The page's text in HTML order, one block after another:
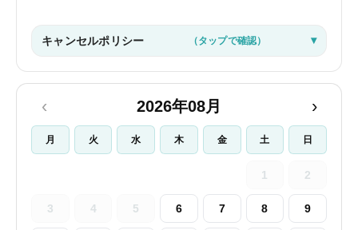
キャンセルポリシー （タップで確認）
‹ 2026年08月 ›
月 火 水 木 金 土 日
1 2
3 4 5 6 7 8 9